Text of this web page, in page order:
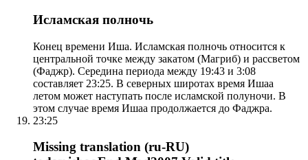
Исламская полночь
Конец времени Иша. Исламская полночь относится к
центральной точке между закатом (Магриб) и рассветом
(Фаджр). Середина периода между 19:43 и 3:08
составляет 23:25. В северных широтах время Ишаа
летом может наступать после исламской полуночи. В
этом случае время Ишаа продолжается до Фаджра.
23:25
Missing translation (ru-RU)